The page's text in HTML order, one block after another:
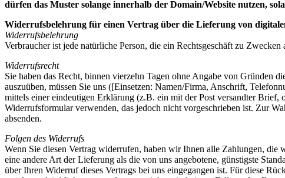
dürfen das Muster solange innerhalb der Domain/Website nutzen,
Widerrufsbelehrung für einen Vertrag über die Lieferung von
Widerrufsbelehrung
Verbraucher ist jede natürliche Person, die ein Rechtsgeschäft zu
Widerrufsrecht
Sie haben das Recht, binnen vierzehn Tagen ohne Angabe von Gründen
auszuüben, müssen Sie uns ([Einsetzen: Namen/Firma, Anschrift,
mittels einer eindeutigen Erklärung (z.B. ein mit der Post versandter
Widerrufsformular verwenden, das jedoch nicht vorgeschrieben ist. Zur
absenden.
Folgen des Widerrufs
Wenn Sie diesen Vertrag widerrufen, haben wir Ihnen alle Zahlungen, die
eine andere Art der Lieferung als die von uns angebotene, günstigste
über Ihren Widerruf dieses Vertrags bei uns eingegangen ist. Für diese